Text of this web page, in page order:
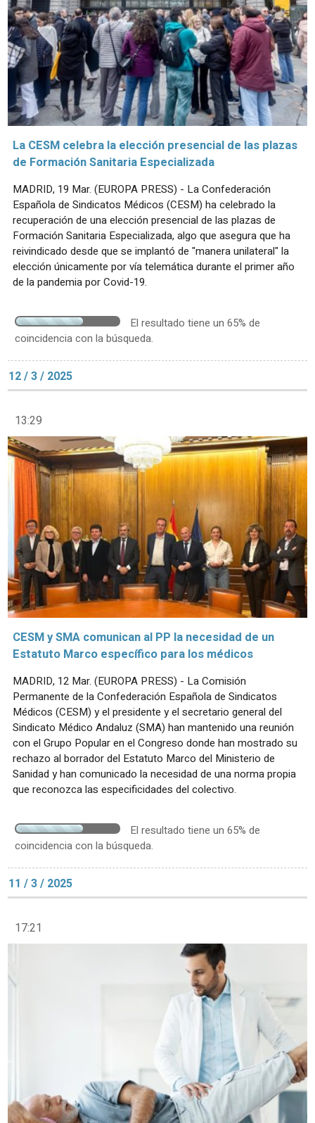
La CESM celebra la elección presencial de las plazas
de Formación Sanitaria Especializada
MADRID, 19 Mar. (EUROPA PRESS) - La Confederación
Española de Sindicatos Médicos (CESM) ha celebrado la
recuperación de una elección presencial de las plazas de
Formación Sanitaria Especializada, algo que asegura que ha
reivindicado desde que se implantó de "manera unilateral" la
elección únicamente por vía telemática durante el primer año
de la pandemia por Covid-19.
El resultado tiene un 65% de
coincidencia con la búsqueda.
12 / 3 / 2025
13:29
CESM y SMA comunican al PP la necesidad de un
Estatuto Marco específico para los médicos
MADRID, 12 Mar. (EUROPA PRESS) - La Comisión
Permanente de la Confederación Española de Sindicatos
Médicos (CESM) y el presidente y el secretario general del
Sindicato Médico Andaluz (SMA) han mantenido una reunión
con el Grupo Popular en el Congreso donde han mostrado su
rechazo al borrador del Estatuto Marco del Ministerio de
Sanidad y han comunicado la necesidad de una norma propia
que reconozca las especificidades del colectivo.
El resultado tiene un 65% de
coincidencia con la búsqueda.
11 / 3 / 2025
17:21